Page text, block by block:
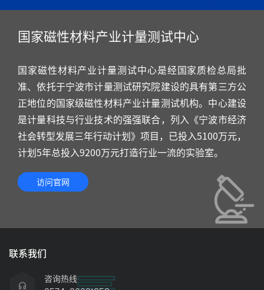
国家磁性材料产业计量测试中心
国家磁性材料产业计量测试中心是经国家质检总局批
准、依托于宁波市计量测试研究院建设的具有第三方公
正地位的国家级磁性材料产业计量测试机构。中心建设
是计量科技与行业技术的强强联合，列入《宁波市经济
社会转型发展三年行动计划》项目，已投入5100万元，
计划5年总投入9200万元打造行业一流的实验室。
访问官网
联系我们
咨询热线